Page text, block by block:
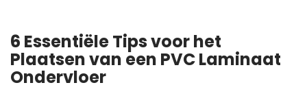
6 Essentiële Tips voor het
Plaatsen van een PVC Laminaat
Ondervloer